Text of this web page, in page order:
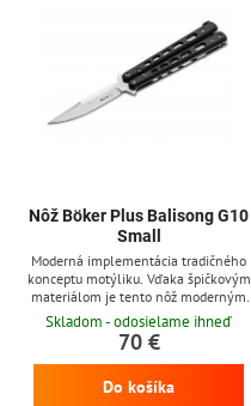
Nôž Böker Plus Balisong G10
Small
Moderná implementácia tradičného
konceptu motýliku. Vďaka špičkovým
materiálom je tento nôž moderným
nástrojom pre všetky situácie v živote.
Titánová rukoväť s črienkami z G10
znižuje hmotnosť a tak uľahčuje
manipuláciu s nožom. Čepeľ tvaru
modified spear point má dutý výbrus a
Skladom - odosielame ihneď
70 €
Do košíka